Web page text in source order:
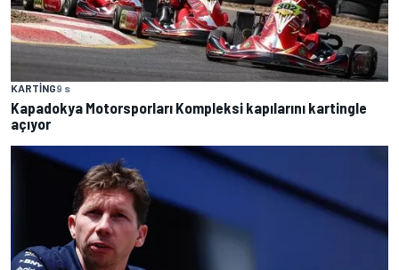
KARTING9 s
Kapadokya Motorsporları Kompleksi kapılarını kartingle
açıyor